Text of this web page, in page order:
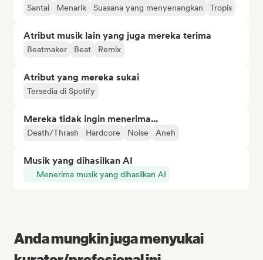
Santai Menarik Suasana yang menyenangkan Tropis
Atribut musik lain yang juga mereka terima
Beatmaker Beat Remix
Atribut yang mereka sukai
Tersedia di Spotify
Mereka tidak ingin menerima...
Death/Thrash Hardcore Noise Aneh
Musik yang dihasilkan AI
Menerima musik yang dihasilkan AI
Anda mungkin juga menyukai